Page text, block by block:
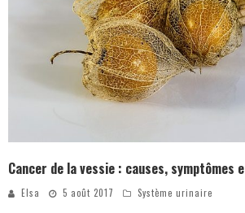
Cancer de la vessie : causes,
Elsa 5 août 2017 Système urinaire